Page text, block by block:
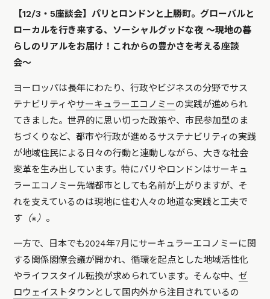
【12/3・5座談会】パリとロンドンと上勝町。グローバルと
ローカルを行き来する、ソーシャルグッドな夜 〜現地の暮
らしのリアルをお届け！これからの豊かさを考える座談
会〜
ヨーロッパは長年にわたり、行政やビジネスの分野でサス
テナビリティやサーキュラーエコノミーの実践が進められ
てきました。世界的に思い切った政策や、市民参加型のま
ちづくりなど、都市や行政が進めるサステナビリティの実践
が地域住民による日々の行動と連動しながら、大きな社会
変革を生み出しています。特にパリやロンドンはサーキュ
ラーエコノミー先端都市としても名前が上がりますが、そ
れを支えているのは現地に住む人々の地道な実践と工夫で
す （※） 。
一方で、日本でも2024年7月にサーキュラーエコノミーに関
する関係閣僚会議が開かれ、循環を起点とした地域活性化
やライフスタイル転換が求められています。そんな中、ゼ
ロウェイストタウンとして国内外から注目されているの